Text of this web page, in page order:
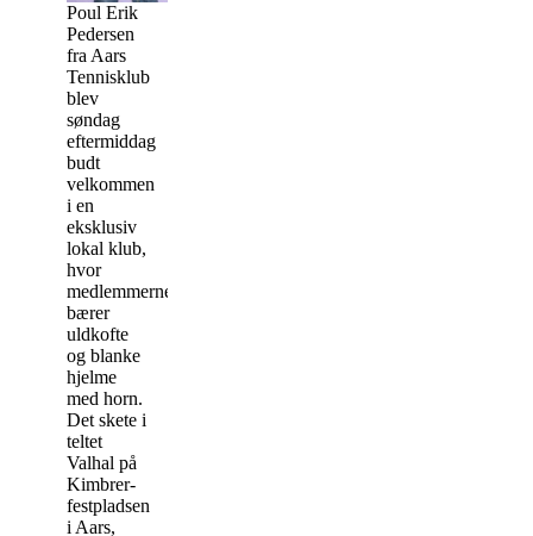
Poul Erik
Pedersen
fra Aars
Tennisklub
blev
søndag
eftermiddag
budt
velkommen
i en
eksklusiv
lokal klub,
hvor
medlemmerne
bærer
uldkofte
og blanke
hjelme
med horn.
Det skete i
teltet
Valhal på
Kimbrer-
festpladsen
i Aars,